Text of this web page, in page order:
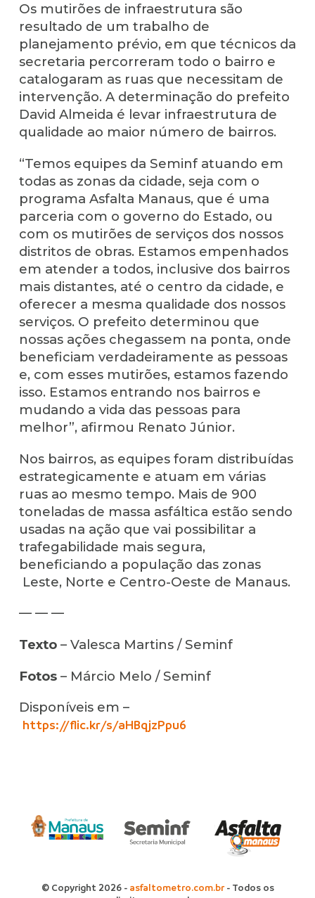
Os mutirões de infraestrutura são
resultado de um trabalho de
planejamento prévio, em que técnicos da
secretaria percorreram todo o bairro e
catalogaram as ruas que necessitam de
intervenção. A determinação do prefeito
David Almeida é levar infraestrutura de
qualidade ao maior número de bairros.
“Temos equipes da Seminf atuando em
todas as zonas da cidade, seja com o
programa Asfalta Manaus, que é uma
parceria com o governo do Estado, ou
com os mutirões de serviços dos nossos
distritos de obras. Estamos empenhados
em atender a todos, inclusive dos bairros
mais distantes, até o centro da cidade, e
oferecer a mesma qualidade dos nossos
serviços. O prefeito determinou que
nossas ações chegassem na ponta, onde
beneficiam verdadeiramente as pessoas
e, com esses mutirões, estamos fazendo
isso. Estamos entrando nos bairros e
mudando a vida das pessoas para
melhor”, afirmou Renato Júnior.
Nos bairros, as equipes foram distribuídas
estrategicamente e atuam em várias
ruas ao mesmo tempo. Mais de 900
toneladas de massa asfáltica estão sendo
usadas na ação que vai possibilitar a
trafegabilidade mais segura,
beneficiando a população das zonas
Leste, Norte e Centro-Oeste de Manaus.
— — —
Texto– Valesca Martins / Seminf
Fotos– Márcio Melo / Seminf
Disponíveis em –
https://flic.kr/s/aHBqjzPpu6
© Copyright 2026 - asfaltometro.com.br- Todos os